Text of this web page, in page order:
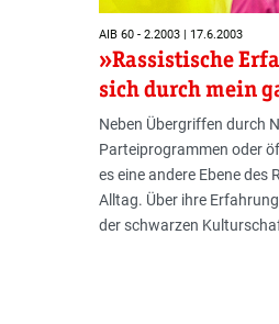
AIB 60 - 2.2003 | 17.6.2003
»Rassistische
sich durch mein
Neben Übergriffen durch
Parteiprogrammen oder
es eine andere Ebene des
Alltag. Über ihre
der schwarzen